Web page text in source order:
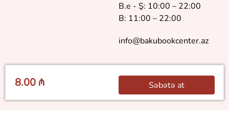
8.00 ₼ Səbətə at
B.e - Ş: 10:00 – 22:00
B: 11:00 – 22:00
info@bakubookcenter.az